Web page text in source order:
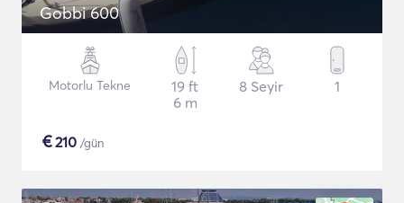
Gobbi 600
Motorlu Tekne
19 ft
6 m
8 Seyir 1
€210 /gün